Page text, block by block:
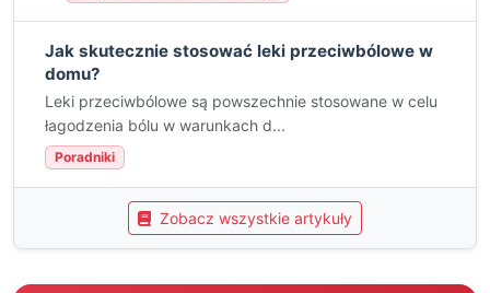
Jak skutecznie stosować leki przeciwbólowe w
domu?
Leki przeciwbólowe są powszechnie stosowane w celu
łagodzenia bólu w warunkach d...
Poradniki
Zobacz wszystkie artykuły